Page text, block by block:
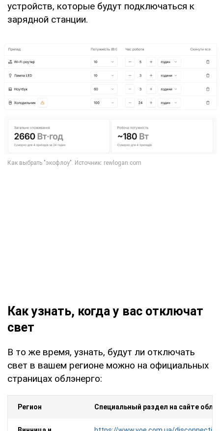
устройств, которые будут подключаться к
зарядной станции.
Как узнать, когда у вас отключат
свет
В то же время, узнать, будут ли отключать
свет в вашем регионе можно на официальных
страницах облэнерго:
Регион Специальный раздел на сайте